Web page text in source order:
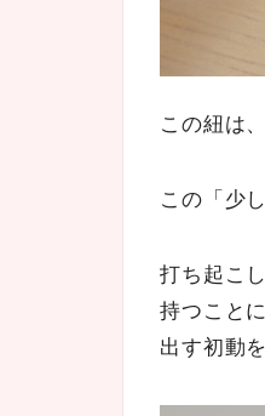
この紐は
この「 少
打ち起こ
持つこと
出す初動